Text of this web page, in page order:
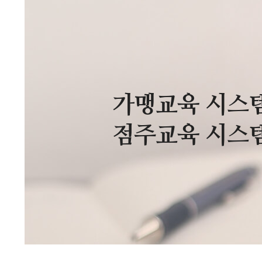
가맹교육 시스
점주교육 시스